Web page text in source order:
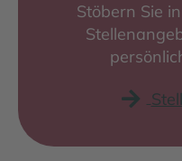
Stöbern Sie